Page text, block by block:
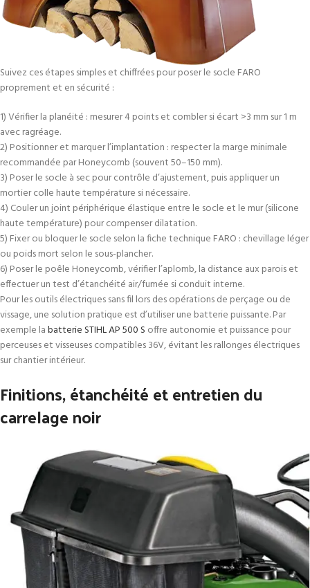
Suivez ces étapes simples et chiffrées pour poser le socle FARO
proprement et en sécurité :
1) Vérifier la planéité : mesurer 4 points et combler si écart >3 mm sur 1 m
avec ragréage.
2) Positionner et marquer l’implantation : respecter la marge minimale
recommandée par Honeycomb (souvent 50–150 mm).
3) Poser le socle à sec pour contrôle d’ajustement, puis appliquer un
mortier colle haute température si nécessaire.
4) Couler un joint périphérique élastique entre le socle et le mur (silicone
haute température) pour compenser dilatation.
5) Fixer ou bloquer le socle selon la fiche technique FARO : chevillage léger
ou poids mort selon le sous-plancher.
6) Poser le poêle Honeycomb, vérifier l’aplomb, la distance aux parois et
effectuer un test d’étanchéité air/fumée si conduit interne.
Pour les outils électriques sans fil lors des opérations de perçage ou de
vissage, une solution pratique est d’utiliser une batterie puissante. Par
exemple labatterie STIHL AP 500 S offre autonomie et puissance pour
perceuses et visseuses compatibles 36V, évitant les rallonges électriques
sur chantier intérieur.
Finitions, étanchéité et entretien du
carrelage noir